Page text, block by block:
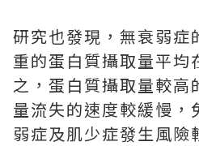
研究也發現，無衰弱症
重的蛋白質攝取量平均
之，蛋白質攝取量較高
量流失的速度較緩慢，
弱症及肌少症發生風險